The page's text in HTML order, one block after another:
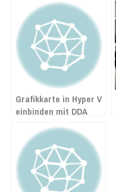
Grafikkarte in Hyper V
einbinden mit DDA
(Discrete Device
Assignment)